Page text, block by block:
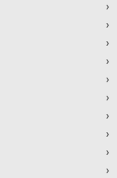
›
›
›
›
›
›
›
›
›
›